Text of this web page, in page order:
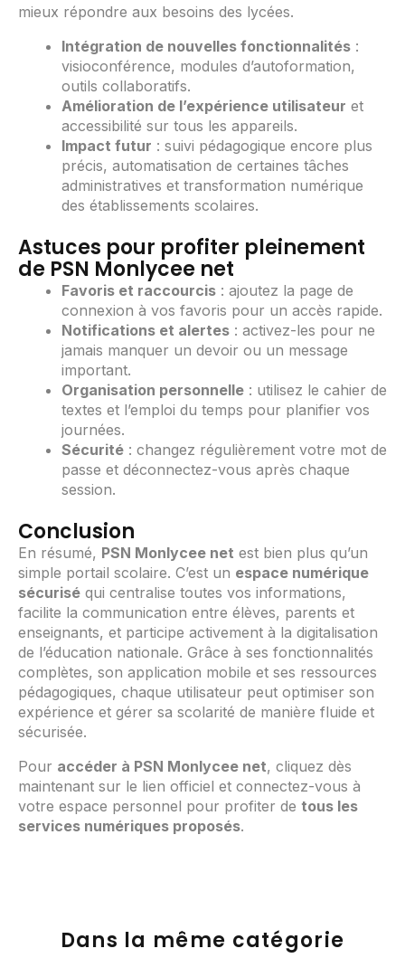
mieux répondre aux besoins des lycées.
Intégration de nouvelles fonctionnalités :
visioconférence, modules d’autoformation,
outils collaboratifs.
Amélioration de l’expérience utilisateur et
accessibilité sur tous les appareils.
Impact futur : suivi pédagogique encore plus
précis, automatisation de certaines tâches
administratives et transformation numérique
des établissements scolaires.
Astuces pour profiter pleinement
de PSN Monlycee net
Favoris et raccourcis : ajoutez la page de
connexion à vos favoris pour un accès rapide.
Notifications et alertes : activez-les pour ne
jamais manquer un devoir ou un message
important.
Organisation personnelle : utilisez le cahier de
textes et l’emploi du temps pour planifier vos
journées.
Sécurité : changez régulièrement votre mot de
passe et déconnectez-vous après chaque
session.
Conclusion
En résumé, PSN Monlycee net est bien plus qu’un
simple portail scolaire. C’est un espace numérique
sécurisé qui centralise toutes vos informations,
facilite la communication entre élèves, parents et
enseignants, et participe activement à la digitalisation
de l’éducation nationale. Grâce à ses fonctionnalités
complètes, son application mobile et ses ressources
pédagogiques, chaque utilisateur peut optimiser son
expérience et gérer sa scolarité de manière fluide et
sécurisée.
Pour accéder à PSN Monlycee net, cliquez dès
maintenant sur le lien officiel et connectez-vous à
votre espace personnel pour profiter de tous les
services numériques proposés.
Dans la même catégorie